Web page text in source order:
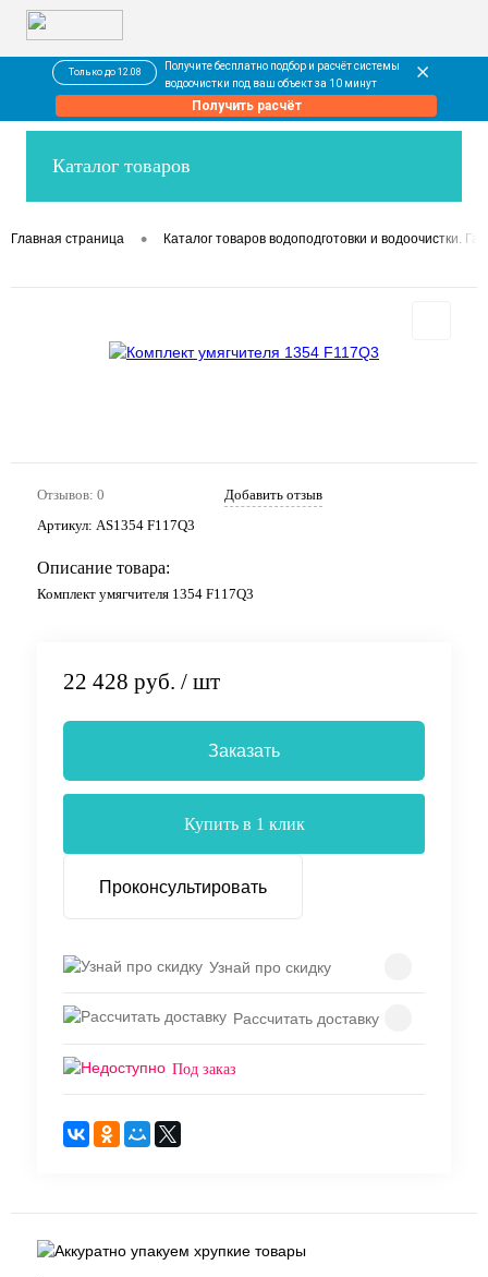
Каталог товаров
Главная страница • Каталог товаров водоподготовки и водоочистки.
Отзывов: 0
Добавить отзыв
Артикул: AS1354 F117Q3
Описание товара:
Комплект умягчителя 1354 F117Q3
22 428 руб. / шт
Заказать
Купить в 1 клик
Проконсультировать
Узнай про скидку
Рассчитать доставку
Под заказ
Получите бесплатно подбор и расчёт системы
водоочистки под ваш объект за 10 минут
Получить расчёт
Только до 12.08